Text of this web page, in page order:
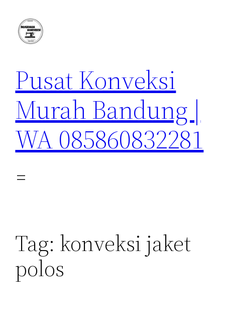
konten
Pusat Konveksi
Murah Bandung |
WA 085860832281
Tag: konveksi jaket
polos